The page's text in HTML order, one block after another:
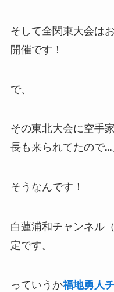
そして全関東大会は
開催です！
で、
その東北大会に空手
長も来られてたので…
そうなんです！
白蓮浦和チャンネル
定です。
っていうか福地勇人